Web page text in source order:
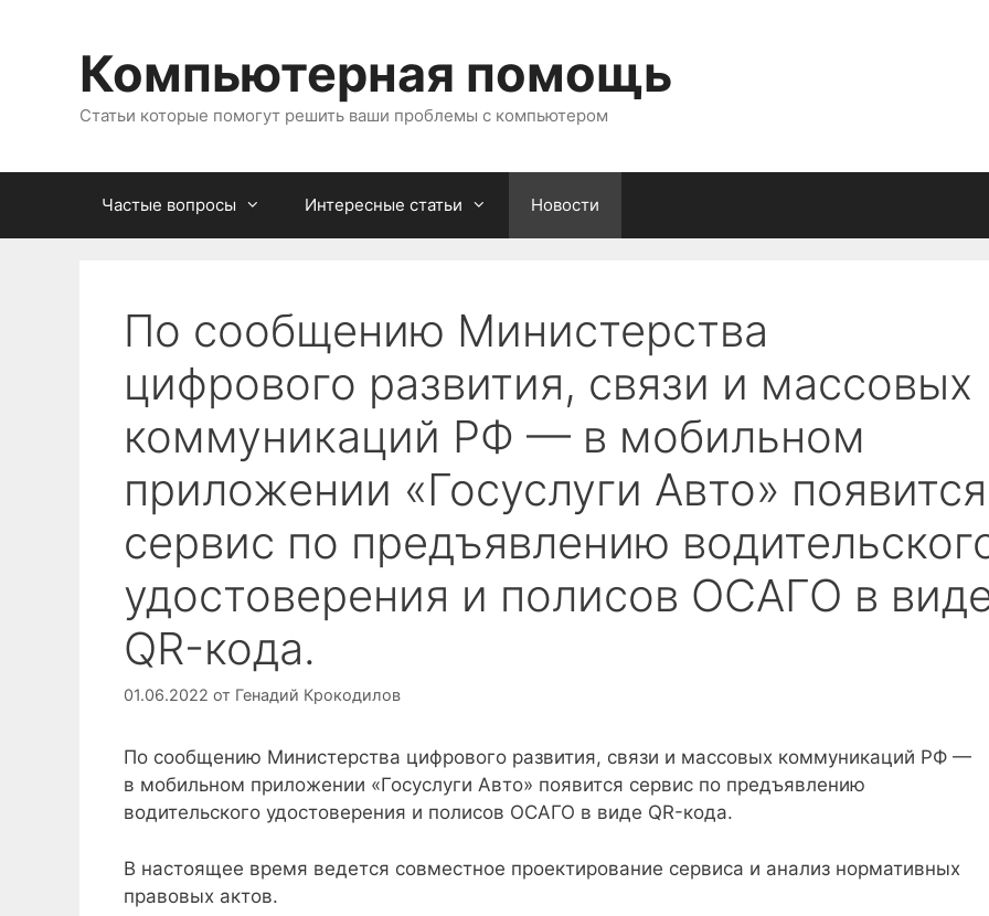
содержимомуКомпьютерная помощь
Статьи которые помогут решить ваши проблемы с компьютером
Частые вопросы Интересные статьи Новости
По сообщению Министерства
цифрового развития, связи и массовых
коммуникаций РФ — в мобильном
приложении «Госуслуги Авто» появится
сервис по предъявлению
удостоверения и полисов ОСАГО в
QR-кода.
01.06.2022 от Генадий Крокодилов
По сообщению Министерства цифрового развития, связи и массовых коммуникаций РФ —
в мобильном приложении «Госуслуги Авто» появится сервис по предъявлению
водительского удостоверения и полисов ОСАГО в виде QR-кода.
В настоящее время ведется совместное проектирование сервиса и анализ нормативных
правовых актов.